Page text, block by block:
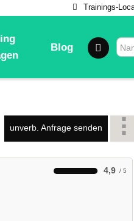
Trainings-
Blog
unverb. Anfrage senden
4,9